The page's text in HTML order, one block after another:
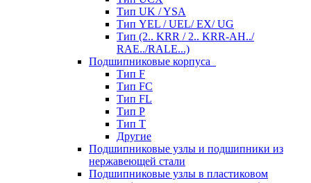
Тип UK / YSA
Тип YEL / UEL/ EX/ UG
Тип (2.. KRR / 2.. KRR-AH../
RAE../RALE...)
Подшипниковые корпуса
Тип F
Тип FC
Тип FL
Тип P
Тип T
Другие
Подшипниковые узлы и подшипники из
нержавеющей стали
Подшипниковые узлы в пластиковом